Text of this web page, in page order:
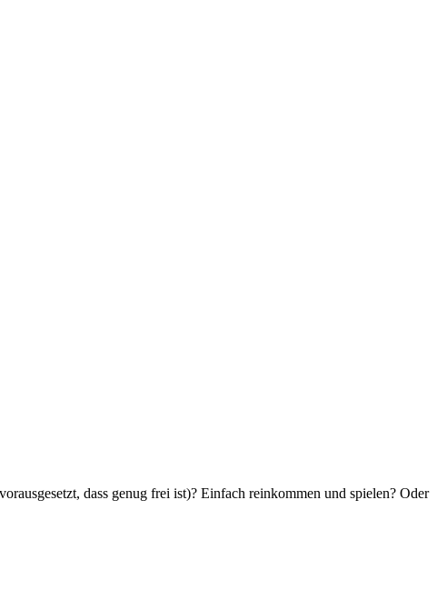
dass genug frei ist)? Einfach reinkommen und spielen? Oder